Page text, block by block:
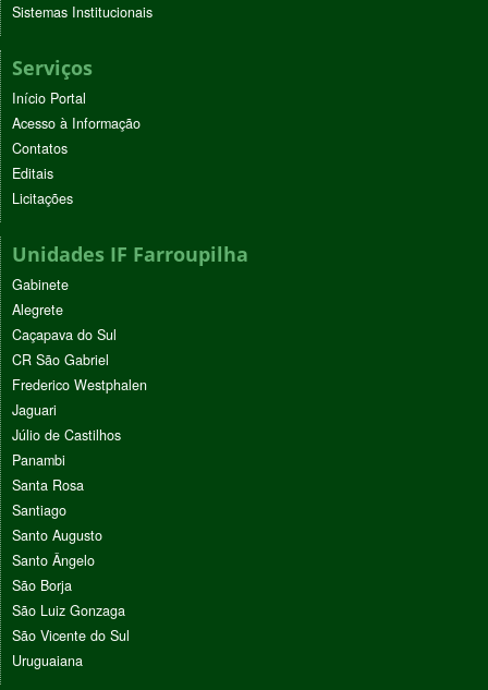
Sistemas Institucionais
Serviços
Início Portal
Acesso à Informação
Contatos
Editais
Licitações
Unidades IF Farroupilha
Gabinete
Alegrete
Caçapava do Sul
CR São Gabriel
Frederico Westphalen
Jaguari
Júlio de Castilhos
Panambi
Santa Rosa
Santiago
Santo Augusto
Santo Ângelo
São Borja
São Luiz Gonzaga
São Vicente do Sul
Uruguaiana